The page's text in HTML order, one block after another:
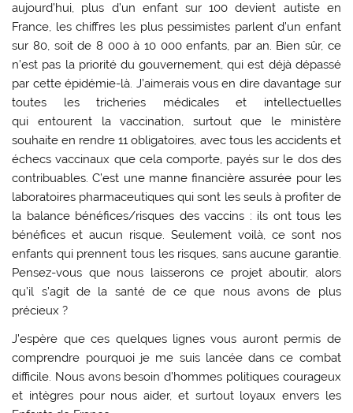
aujourd’hui, plus d’un enfant sur 100 devient autiste en
France, les chiffres les plus pessimistes parlent d’un enfant
sur 80, soit de 8 000 à 10 000 enfants, par an. Bien sûr, ce
n’est pas la priorité du gouvernement, qui est déjà dépassé
par cette épidémie-là. J’aimerais vous en dire davantage sur
toutes les tricheries médicales et intellectuelles
qui entourent la vaccination, surtout que le ministère
souhaite en rendre 11 obligatoires, avec tous les accidents et
échecs vaccinaux que cela comporte, payés sur le dos des
contribuables. C’est une manne financière assurée pour les
laboratoires pharmaceutiques qui sont les seuls à profiter de
la balance bénéfices/risques des vaccins : ils ont tous les
bénéfices et aucun risque. Seulement voilà, ce sont nos
enfants qui prennent tous les risques, sans aucune garantie.
Pensez-vous que nous laisserons ce projet aboutir, alors
qu’il s’agit de la santé de ce que nous avons de plus
précieux ?
J’espère que ces quelques lignes vous auront permis de
comprendre pourquoi je me suis lancée dans ce combat
difficile. Nous avons besoin d’hommes politiques courageux
et intègres pour nous aider, et surtout loyaux envers les